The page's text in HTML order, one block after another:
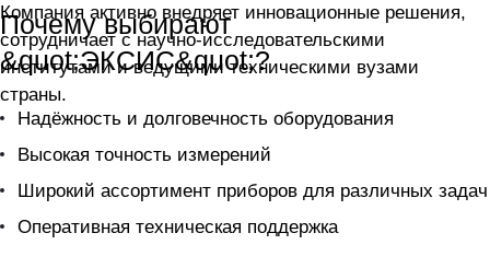
Компания активно внедряет инновационные решения,
сотрудничает с научно-исследовательскими
институтами и ведущими техническими вузами
страны.
Почему выбирают
&quot;ЭКСИС&quot;?
Надёжность и долговечность оборудования
Высокая точность измерений
Широкий ассортимент приборов для различных задач
Оперативная техническая поддержка